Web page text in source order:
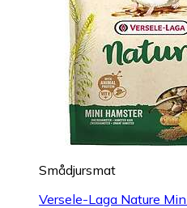
Smådjursmat
Versele-Laga Nature